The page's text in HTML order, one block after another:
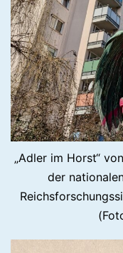
„Adler im Horst“
der